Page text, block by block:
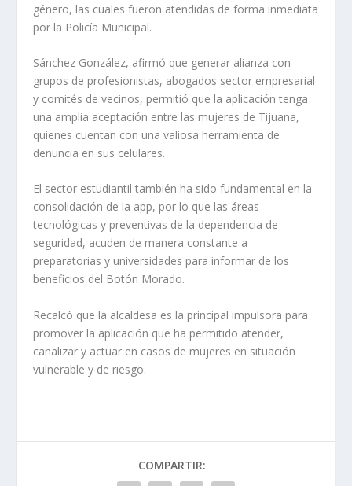
género, las cuales fueron atendidas de forma inmediata
por la Policía Municipal.
Sánchez González, afirmó que generar alianza con
grupos de profesionistas, abogados sector empresarial
y comités de vecinos, permitió que la aplicación tenga
una amplia aceptación entre las mujeres de Tijuana,
quienes cuentan con una valiosa herramienta de
denuncia en sus celulares.
El sector estudiantil también ha sido fundamental en la
consolidación de la app, por lo que las áreas
tecnológicas y preventivas de la dependencia de
seguridad, acuden de manera constante a
preparatorias y universidades para informar de los
beneficios del Botón Morado.
Recalcó que la alcaldesa es la principal impulsora para
promover la aplicación que ha permitido atender,
canalizar y actuar en casos de mujeres en situación
vulnerable y de riesgo.
COMPARTIR: